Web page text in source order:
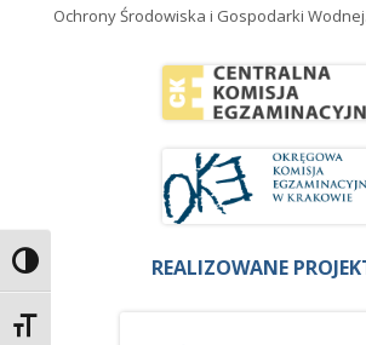
Przełącz wysoki kontrast
Zmień rozmiar czcionek
Ochrony Środowiska i Gospodarki Wodnej.
REALIZOWANE